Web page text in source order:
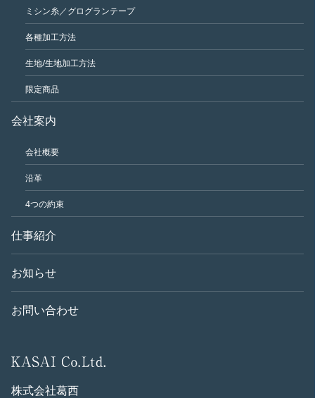
株式会社葛西
ミシン糸／グログランテープ
各種加工方法
生地/生地加工方法
限定商品
会社案内
会社概要
沿革
4つの約束
仕事紹介
お知らせ
お問い合わせ